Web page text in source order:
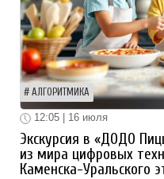
АЛГОРИТМИКА
12:05 | 16 июля
Экскурсия в «ДОДО
из мира цифровых
Каменска-Уральского